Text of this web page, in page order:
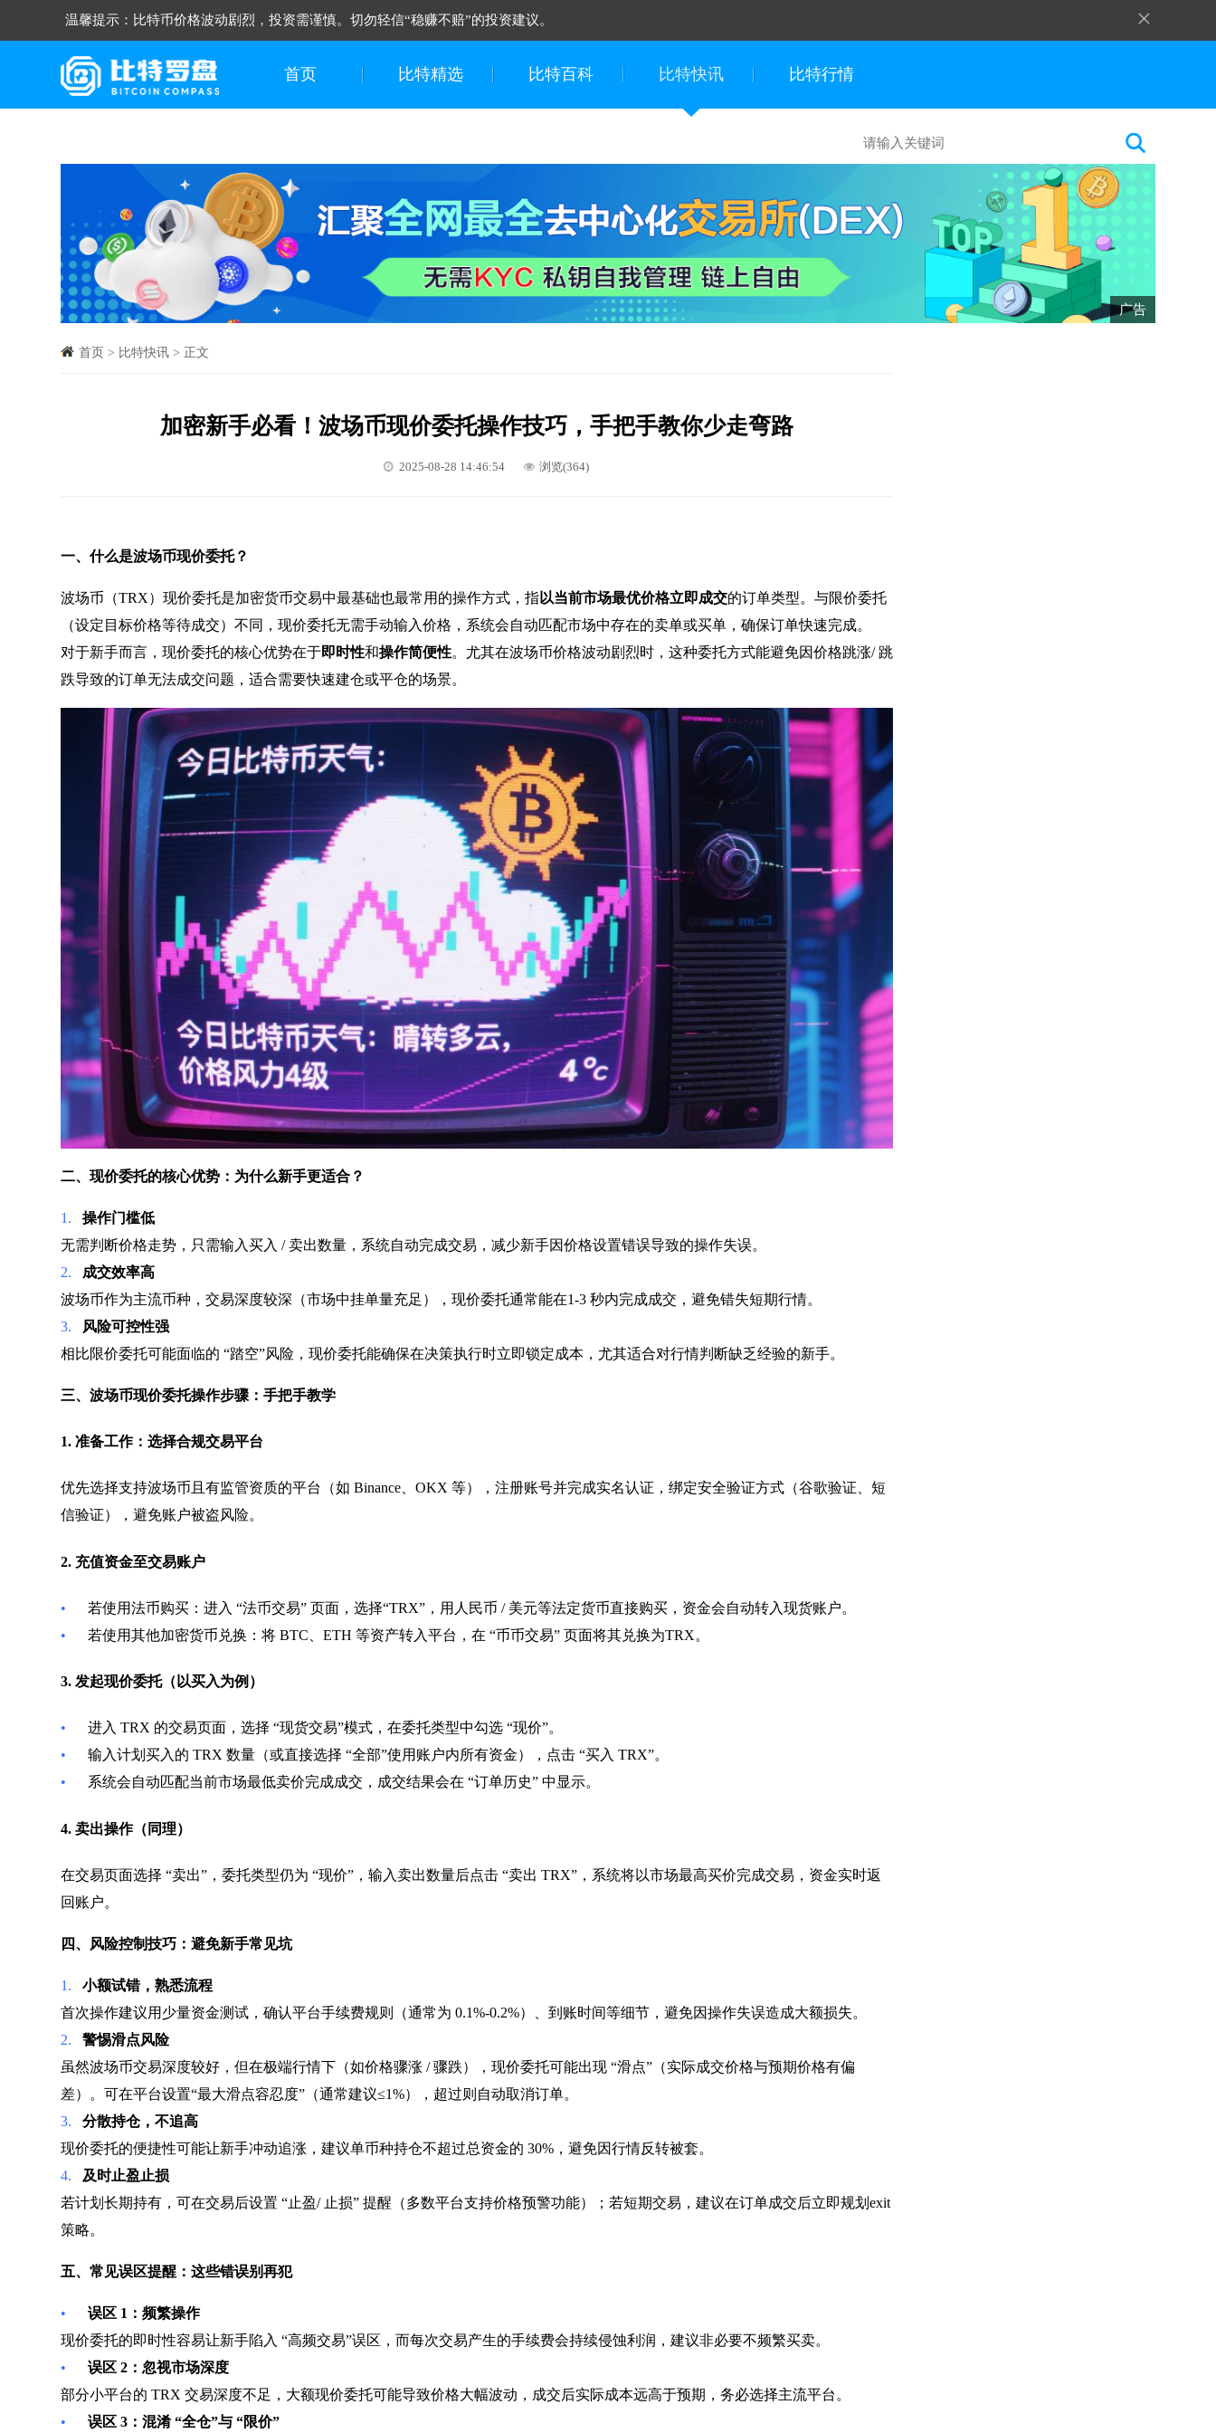
温馨提示：比特币价格波动剧烈，投资需谨慎。切勿轻信“稳赚不赔”的投资建议。 ×
首页 比特精选 比特百科 比特快讯 比特行情
广告
首页 > 比特快讯 > 正文
加密新手必看！波场币现价委托操作技巧，手把手教你少走弯路
2025-08-28 14:46:54 浏览(364)
一、什么是波场币现价委托？
波场币（TRX）现价委托是加密货币交易中最基础也最常用的操作方式，指以当前市场最优价格立即成交的订单类型。与限价委托
（设定目标价格等待成交）不同，现价委托无需手动输入价格，系统会自动匹配市场中存在的卖单或买单，确保订单快速完成。
对于新手而言，现价委托的核心优势在于即时性和操作简便性。尤其在波场币价格波动剧烈时，这种委托方式能避免因价格跳涨/ 跳
跌导致的订单无法成交问题，适合需要快速建仓或平仓的场景。
二、现价委托的核心优势：为什么新手更适合？
1.操作门槛低
无需判断价格走势，只需输入买入 / 卖出数量，系统自动完成交易，减少新手因价格设置错误导致的操作失误。
2. 成交效率高
波场币作为主流币种，交易深度较深（市场中挂单量充足），现价委托通常能在1-3 秒内完成成交，避免错失短期行情。
3.
风险可控性强
相比限价委托可能面临的 “踏空”风险，现价委托能确保在决策执行时立即锁定成本，尤其适合对行情判断缺乏经验的新手。
三、波场币现价委托操作步骤：手把手教学
1. 准备工作：选择合规交易平台
优先选择支持波场币且有监管资质的平台（如 Binance、OKX 等），注册账号并完成实名认证，绑定安全验证方式（谷歌验证、短
信验证），避免账户被盗风险。
2. 充值资金至交易账户
• 若使用法币购买：进入 “法币交易” 页面，选择“TRX”，用人民币 / 美元等法定货币直接购买，资金会自动转入现货账户。
• 若使用其他加密货币兑换：将 BTC、ETH 等资产转入平台，在 “币币交易” 页面将其兑换为TRX。
3. 发起现价委托（以买入为例）
•进入 TRX 的交易页面，选择 “现货交易”模式，在委托类型中勾选 “现价”。
•输入计划买入的 TRX 数量（或直接选择 “全部”使用账户内所有资金），点击 “买入 TRX”。
• 系统会自动匹配当前市场最低卖价完成成交，成交结果会在 “订单历史” 中显示。
4. 卖出操作（同理）
在交易页面选择 “卖出”，委托类型仍为 “现价”，输入卖出数量后点击 “卖出 TRX”，系统将以市场最高买价完成交易，资金实时返
回账户。
四、风险控制技巧：避免新手常见坑
1.小额试错，熟悉流程
首次操作建议用少量资金测试，确认平台手续费规则（通常为 0.1%-0.2%）、到账时间等细节，避免因操作失误造成大额损失。
2.警惕滑点风险
虽然波场币交易深度较好，但在极端行情下（如价格骤涨 / 骤跌），现价委托可能出现 “滑点”（实际成交价格与预期价格有偏
差）。可在平台设置“最大滑点容忍度”（通常建议≤1%），超过则自动取消订单。
3.分散持仓，不追高
现价委托的便捷性可能让新手冲动追涨，建议单币种持仓不超过总资金的 30%，避免因行情反转被套。
4. 及时止盈止损
若计划长期持有，可在交易后设置 “止盈/ 止损” 提醒（多数平台支持价格预警功能）；若短期交易，建议在订单成交后立即规划exit
策略。
五、常见误区提醒：这些错误别再犯
•误区 1：频繁操作
现价委托的即时性容易让新手陷入 “高频交易”误区，而每次交易产生的手续费会持续侵蚀利润，建议非必要不频繁买卖。
•误区 2：忽视市场深度
部分小平台的 TRX 交易深度不足，大额现价委托可能导致价格大幅波动，成交后实际成本远高于预期，务必选择主流平台。
•误区 3：混淆 “全仓”与 “限价”